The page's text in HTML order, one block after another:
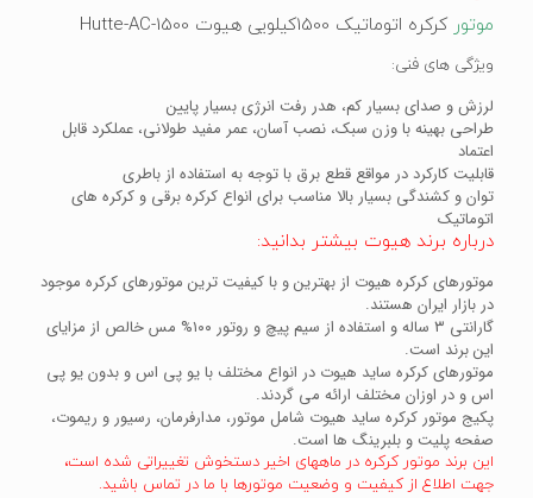
موتورکرکره اتوماتیک 1500کیلویی هیوت Hutte-AC-1500
ویژگی های فنی:
لرزش و صدای بسیار کم، هدر رفت انرژی بسیار پایین
طراحی بهینه با وزن سبک، نصب آسان، عمر مفید طولانی، عملکرد قابل
اعتماد
قابلیت کارکرد در مواقع قطع برق با توجه به استفاده از باطری
توان و کشندگی بسیار بالا مناسب برای انواع کرکره برقی و کرکره های
اتوماتیک
درباره برند هیوت بیشتر بدانید:
موتورهای کرکره هیوت از بهترین و با کیفیت ترین موتورهای کرکره موجود
در بازار ایران هستند.
گارانتی ۳ ساله و استفاده از سیم پیچ و روتور ۱۰۰% مس خالص از مزایای
این برند است.
موتورهای کرکره ساید هیوت در انواع مختلف با یو پی اس و بدون یو پی
اس و در اوزان مختلف ارائه می گردند.
پکیج موتور کرکره ساید هیوت شامل موتور، مدارفرمان، رسیور و ریموت،
صفحه پلیت و بلبرینگ ها است.
این برند موتور کرکره در ماههای اخیر دستخوش تغییراتی شده است،
جهت اطلاع از کیفیت و وضعیت موتورها با ما در تماس باشید.